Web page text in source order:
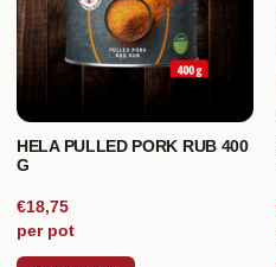
HELA PULLED PORK RUB 400
G
€18,75
per pot